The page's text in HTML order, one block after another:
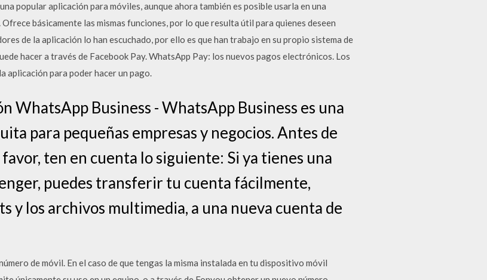
popular aplicación para móviles, aunque ahora también es posible usarla en una
básicamente las mismas funciones, por lo que resulta útil para quienes deseen
de la aplicación lo han escuchado, por ello es que han trabajo en su propio sistema de
hacer a través de Facebook Pay. WhatsApp Pay: los nuevos pagos electrónicos. Los
aplicación para poder hacer un pago.
WhatsApp Business - WhatsApp Business es una
para pequeñas empresas y negocios. Antes de
ten en cuenta lo siguiente: Si ya tienes una
puedes transferir tu cuenta fácilmente,
y los archivos multimedia, a una nueva cuenta de
de móvil. En el caso de que tengas la misma instalada en tu dispositivo móvil